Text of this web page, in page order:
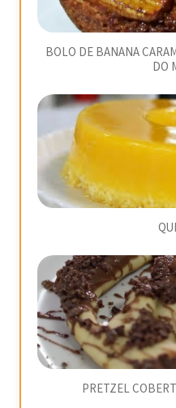
BOLO DE BANANA
DO
PRETZEL